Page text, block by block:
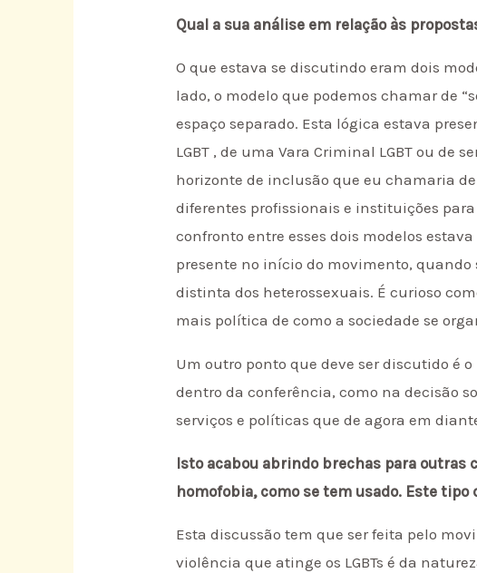
Qual a sua análise em relação às
O que estava se discutindo eram dois
lado, o modelo que podemos chamar de
espaço separado. Esta lógica estava
LGBT , de uma Vara Criminal LGBT ou
horizonte de inclusão que eu chamaria
diferentes profissionais e instituições para
confronto entre esses dois modelos
presente no início do movimento,
distinta dos heterossexuais. É curioso
mais política de como a sociedade se
Um outro ponto que deve ser discutido é
dentro da conferência, como na decisão
serviços e políticas que de agora em
Isto acabou abrindo brechas para outras
homofobia, como se tem usado. Este
Esta discussão tem que ser feita pelo
violência que atinge os LGBTs é da